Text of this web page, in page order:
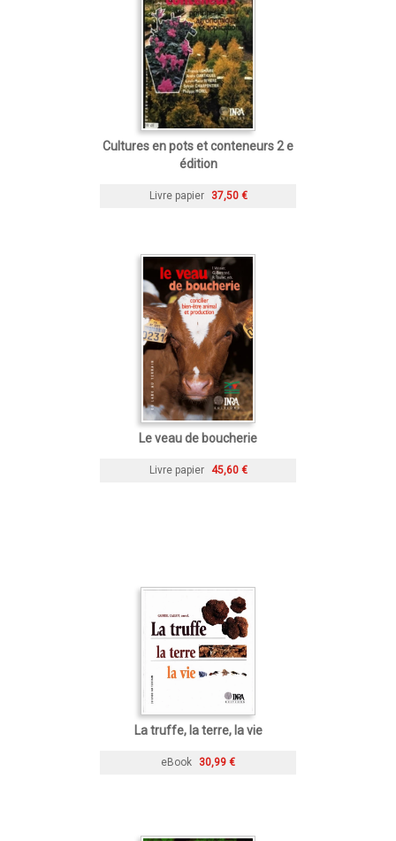
Cultures en pots et conteneurs 2 e
édition
Livre papier 37,50 €
Le veau de boucherie
Livre papier 45,60 €
La truffe, la terre, la vie
eBook 30,99 €